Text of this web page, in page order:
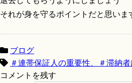
それが身を守るポイントだと思いま
ブログ
＃連帯保証人の重要性、＃滞納
コメントを残す